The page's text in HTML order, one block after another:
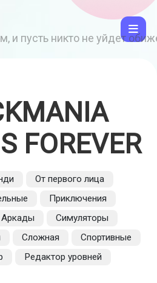
и пусть никто не уйдет
FOREVER
От первого лица
Приключения
Аркады
Симуляторы
Сложная
Спортивные
Редактор уровней